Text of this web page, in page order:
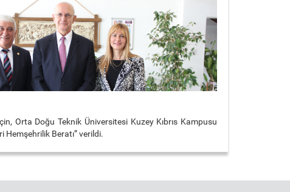
Orta Doğu Teknik Üniversitesi Kuzey Kıbrıs Kampusu
Beratı” verildi.